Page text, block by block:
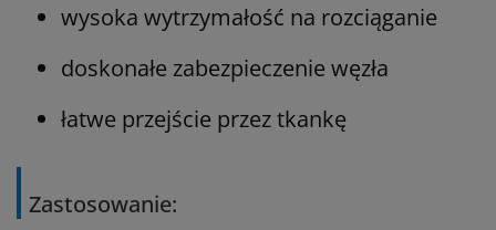
wysoka wytrzymałość na rozciąganie
doskonałe zabezpieczenie węzła
łatwe przejście przez tkankę
Zastosowanie: